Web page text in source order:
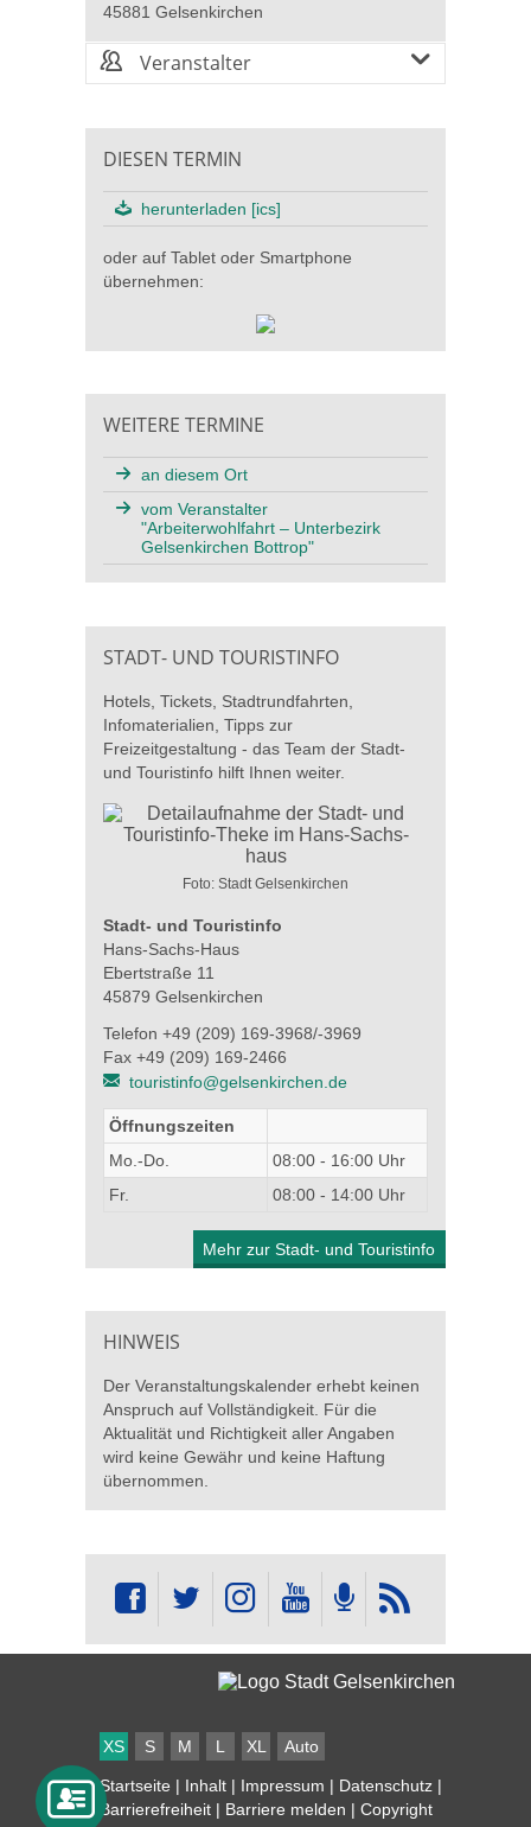
45881 Gelsenkirchen
Veranstalter
DIESEN TERMIN
herunterladen [ics]
oder auf Tablet oder Smartphone
übernehmen:
WEITERE TERMINE
an diesem Ort
vom Veranstalter
"Arbeiterwohlfahrt – Unterbezirk
Gelsenkirchen Bottrop"
STADT- UND TOURISTINFO
Hotels, Tickets, Stadtrundfahrten,
Infomaterialien, Tipps zur
Freizeitgestaltung - das Team der Stadt-
und Touristinfo hilft Ihnen weiter.
Foto: Stadt Gelsenkirchen
Stadt- und Touristinfo
Hans-Sachs-Haus
Ebertstraße 11
45879 Gelsenkirchen
Telefon +49 (209) 169-3968/-3969
Fax +49 (209) 169-2466
touristinfo@gelsenkirchen.de
Öffnungszeiten
Mo.-Do.
08:00 - 16:00 Uhr
Fr.
08:00 - 14:00 Uhr
Mehr zur Stadt- und Touristinfo
HINWEIS
Der Veranstaltungskalender erhebt keinen
Anspruch auf Vollständigkeit. Für die
Aktualität und Richtigkeit aller Angaben
wird keine Gewähr und keine Haftung
übernommen.
XS S M L XL Auto
Startseite | Inhalt | Impressum | Datenschutz |
Barrierefreiheit | Barriere melden | Copyright